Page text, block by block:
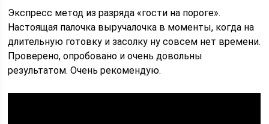
Экспресс метод из разряда «гости на пороге».
Настоящая палочка выручалочка в моменты, когда на
длительную готовку и засолку ну совсем нет времени.
Проверено, опробовано и очень довольны
результатом. Очень рекомендую.